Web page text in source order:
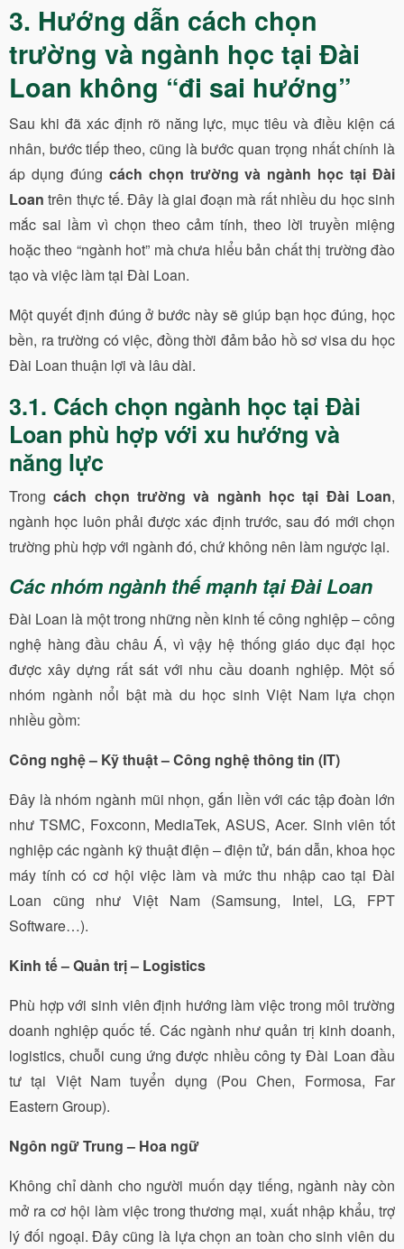
3. Hướng dẫn cách chọn
trường và ngành học tại Đài
Loan không “đi sai hướng”
Sau khi đã xác định rõ năng lực, mục tiêu và điều kiện cá
nhân, bước tiếp theo, cũng là bước quan trọng nhất chính là
áp dụng đúng cách chọn trường và ngành học tại Đài
Loan trên thực tế. Đây là giai đoạn mà rất nhiều du học sinh
mắc sai lầm vì chọn theo cảm tính, theo lời truyền miệng
hoặc theo “ngành hot” mà chưa hiểu bản chất thị trường đào
tạo và việc làm tại Đài Loan.
Một quyết định đúng ở bước này sẽ giúp bạn học đúng, học
bền, ra trường có việc, đồng thời đảm bảo hồ sơ visa du học
Đài Loan thuận lợi và lâu dài.
3.1. Cách chọn ngành học tại Đài
Loan phù hợp với xu hướng và
năng lực
Trongcách chọn trường và ngành học tại Đài Loan,
ngành học luôn phải được xác định trước, sau đó mới chọn
trường phù hợp với ngành đó, chứ không nên làm ngược lại.
Các nhóm ngành thế mạnh tại Đài Loan
Đài Loan là một trong những nền kinh tế công nghiệp – công
nghệ hàng đầu châu Á, vì vậy hệ thống giáo dục đại học
được xây dựng rất sát với nhu cầu doanh nghiệp. Một số
nhóm ngành nổi bật mà du học sinh Việt Nam lựa chọn
nhiều gồm:
Công nghệ – Kỹ thuật – Công nghệ thông tin (IT)
Đây là nhóm ngành mũi nhọn, gắn liền với các tập đoàn lớn
như TSMC, Foxconn, MediaTek, ASUS, Acer. Sinh viên tốt
nghiệp các ngành kỹ thuật điện – điện tử, bán dẫn, khoa học
máy tính có cơ hội việc làm và mức thu nhập cao tại Đài
Loan cũng như Việt Nam (Samsung, Intel, LG, FPT
Software…).
Kinh tế – Quản trị – Logistics
Phù hợp với sinh viên định hướng làm việc trong môi trường
doanh nghiệp quốc tế. Các ngành như quản trị kinh doanh,
logistics, chuỗi cung ứng được nhiều công ty Đài Loan đầu
tư tại Việt Nam tuyển dụng (Pou Chen, Formosa, Far
Eastern Group).
Ngôn ngữ Trung – Hoa ngữ
Không chỉ dành cho người muốn dạy tiếng, ngành này còn
mở ra cơ hội làm việc trong thương mại, xuất nhập khẩu, trợ
lý đối ngoại. Đây cũng là lựa chọn an toàn cho sinh viên du